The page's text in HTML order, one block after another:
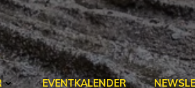
EVENTKALENDER